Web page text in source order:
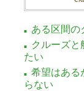
ある区間の
クルーズと
たい
希望はある
らない